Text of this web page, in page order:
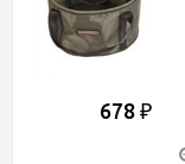
678 ₽